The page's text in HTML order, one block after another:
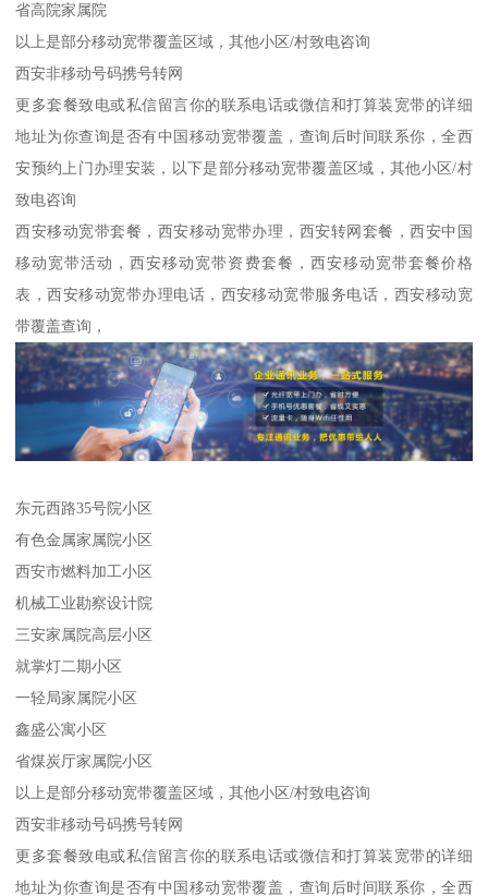
省高院家属院
以上是部分移动宽带覆盖区域，其他小区/村致电咨询
西安非移动号码携号转网
更多套餐致电或私信留言你的联系电话或微信和打算装宽带的详细
地址为你查询是否有中国移动宽带覆盖，查询后时间联系你，全西
安预约上门办理安装，以下是部分移动宽带覆盖区域，其他小区/村
致电咨询
西安移动宽带套餐，西安移动宽带办理，西安转网套餐，西安中国
移动宽带活动，西安移动宽带资费套餐，西安移动宽带套餐价格
表，西安移动宽带办理电话，西安移动宽带服务电话，西安移动宽
带覆盖查询，
东元西路35号院小区
有色金属家属院小区
西安市燃料加工小区
机械工业勘察设计院
三安家属院高层小区
就掌灯二期小区
一轻局家属院小区
鑫盛公寓小区
省煤炭厅家属院小区
以上是部分移动宽带覆盖区域，其他小区/村致电咨询
西安非移动号码携号转网
更多套餐致电或私信留言你的联系电话或微信和打算装宽带的详细
地址为你查询是否有中国移动宽带覆盖，查询后时间联系你，全西